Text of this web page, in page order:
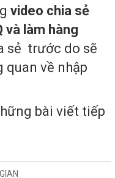
video chia sẻ
và làm hàng
sẻ trước do sẽ
quan về nhập
bài viết tiếp